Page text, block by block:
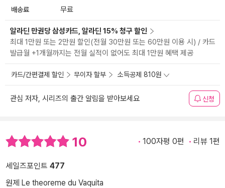
배송료 무료
알라딘 만권당 삼성카드, 알라딘 15% 청구 할인
최대 1만원 또는 2만원 할인(전월 30만원 또는 60만원 이용 시) / 카드
발급월 +1개월까지는 전월 실적이 없어도 최대 1만원 혜택 제공
카드/간편결제 할인 무이자 할부 소득공제 810원
관심 저자, 시리즈의 출간 알림을 받아보세요 신청
10 100자평 0편 리뷰 1편
세일즈포인트 477
원제 Le theoreme du Vaquita